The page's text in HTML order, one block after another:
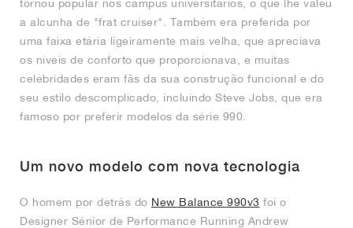
tornou popular nos campus universitários, o que lhe valeu
a alcunha de "frat cruiser". Também era preferida por
uma faixa etária ligeiramente mais velha, que apreciava
os níveis de conforto que proporcionava, e muitas
celebridades eram fãs da sua construção funcional e do
seu estilo descomplicado, incluindo Steve Jobs, que era
famoso por preferir modelos da série 990.
Um novo modelo com nova tecnologia
O homem por detrás do New Balance 990v3 foi o
Designer Sénior de Performance Running Andrew